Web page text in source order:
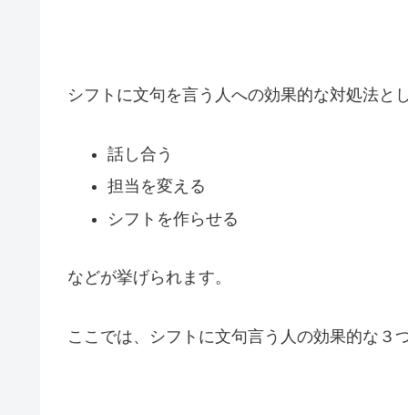
シフトに文句を言う人への効果的な対処法と
話し合う
担当を変える
シフトを作らせる
などが挙げられます。
ここでは、シフトに文句言う人の効果的な３